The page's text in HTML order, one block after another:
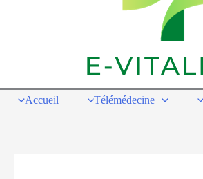
Accueil Télémédecine